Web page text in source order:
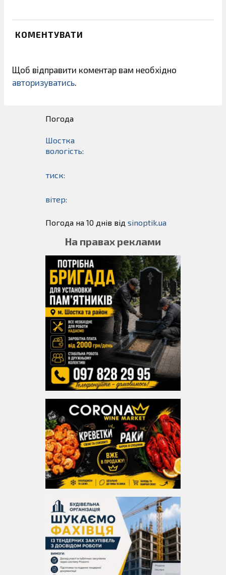
КОМЕНТУВАТИ
Щоб відправити коментар вам необхідно
авторизуватись
Погода
Шостка
вологість:
тиск:
вітер:
Погода на 10 днів від sinoptik.ua
На правах реклами